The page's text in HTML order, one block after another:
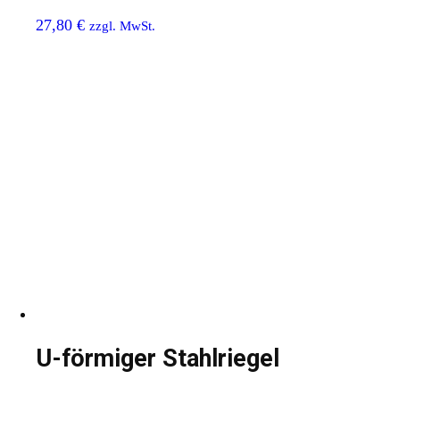
27,80 € zzgl. MwSt.
U-förmiger Stahlriegel